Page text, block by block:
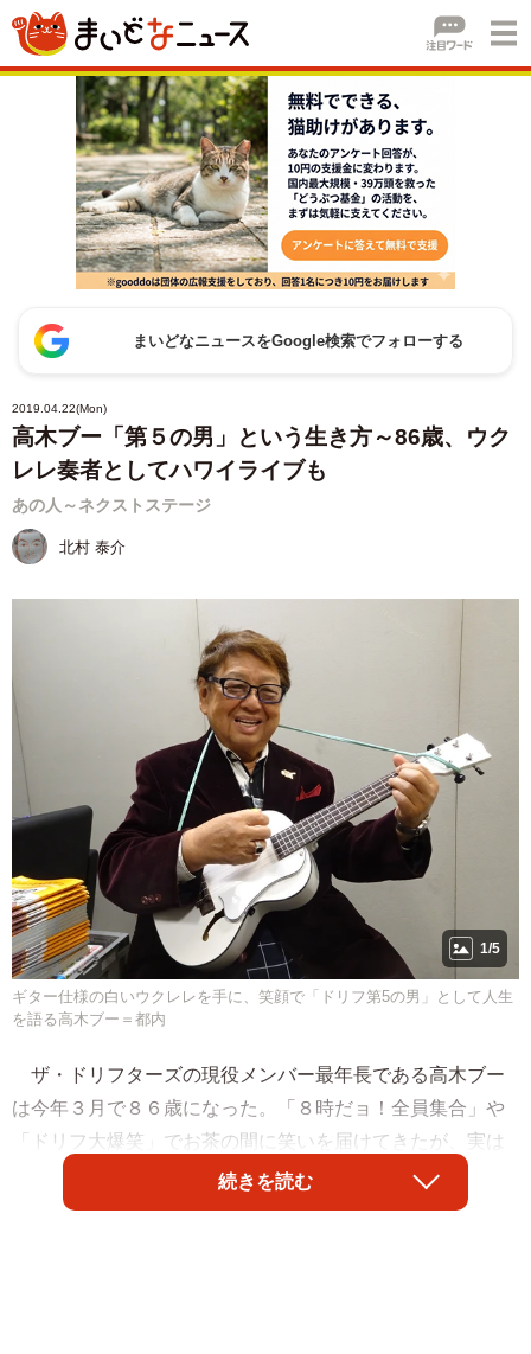
まいどなニュースをGoogle検索でフォローする
2019.04.22(Mon)
高木ブー「第５の男」という生き方～86歳、ウク
レレ奏者としてハワイライブも
あの人～ネクストステージ
北村 泰介
1/5
ギター仕様の白いウクレレを手に、笑顔で「ドリフ第5の男」として人生
を語る高木ブー＝都内
ザ・ドリフターズの現役メンバー最年長である高木ブー
は今年３月で８６歳になった。「８時だョ！全員集合」や
「ドリフ大爆笑」でお茶の間に笑いを届けてきたが、実は
手練（だ）れのミュージシャン。日本を代表するウクレレ
奏者の一人として国内外のファンに歌と演奏を届けてい
続きを読む